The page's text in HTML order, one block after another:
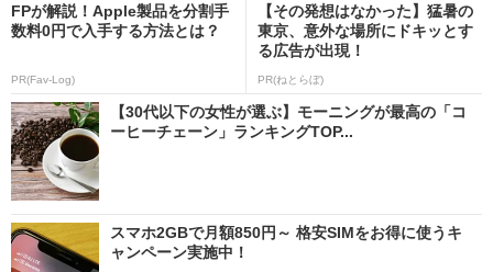
FPが解説！Apple製品を分割手
数料0円で入手する方法とは？
PR(Fav-Log)
【その発想はなかった】猛暑の
東京、意外な場所にドキッとす
る広告が出現！
PR(ねとらぼ)
【30代以下の女性が選ぶ】モーニングが最高の「コ
ーヒーチェーン」ランキングTOP...
スマホ2GBで月額850円～ 格安SIMをお得に使うキ
ャンペーン実施中！